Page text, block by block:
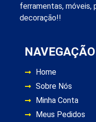
ferramentas, móveis,
decoração!!
NAVEGAÇÃO
Home
Sobre Nós
Minha Conta
Meus Pedidos